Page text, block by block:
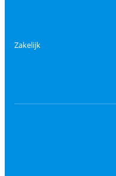
Zakelijk